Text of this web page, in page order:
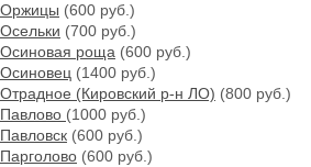
Оржицы (600 руб.)
(700 руб.)
Осиновая роща (600 руб.)
(1400 руб.)
Отрадное (Кировский р-н ЛО) (800 руб.)
(1000 руб.)
(600 руб.)
(600 руб.)